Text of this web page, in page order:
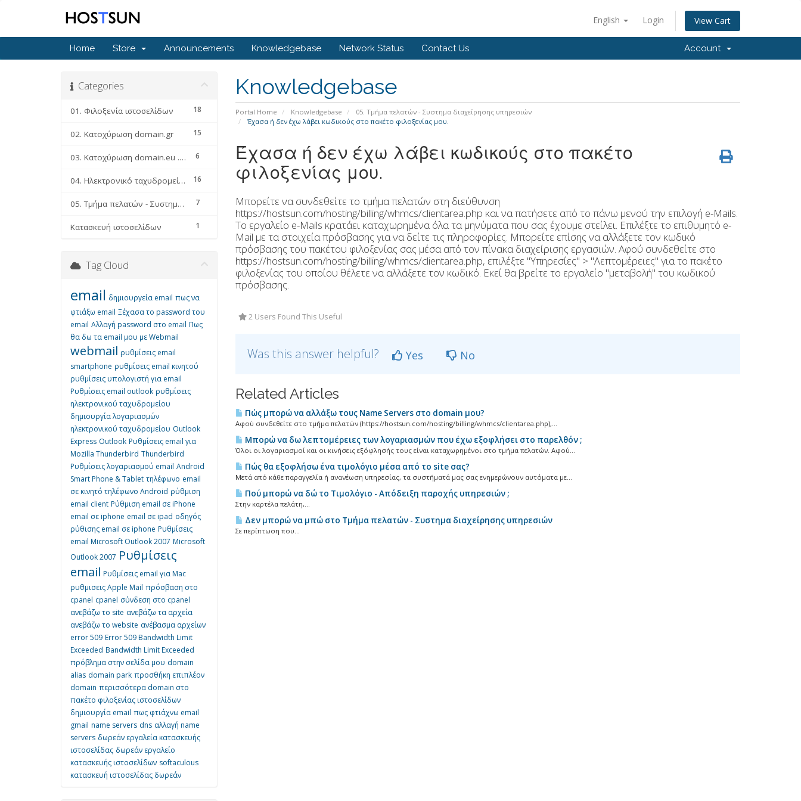
English Login View Cart
Home Store Announcements Knowledgebase Network Status Contact Us Account
Knowledgebase
Portal Home Knowledgebase
05. Τμήμα πελατών - Συστημα διαχείρησης υπηρεσιών
Έχασα ή δεν έχω λάβει κωδικούς στο πακέτο φιλοξενίας μου.
Categories
18
01. Φιλοξενία ιστοσελίδων
15
02. Κατοχύρωση domain.gr
6
03. Κατοχύρωση domain.eu .com .net .org κλπ
16
04. Ηλεκτρονικό ταχυδρομείο (email faq)
7
05. Τμήμα πελατών - Συστημα διαχείρησης υπηρεσιών
1
Κατασκευή ιστοσελίδων
Έχασα ή δεν έχω λάβει κωδικούς στο πακέτο
φιλοξενίας μου.
Μπορείτε να συνδεθείτε το τμήμα πελατών στη διεύθυνση
https://hostsun.com/hosting/billing/whmcs/clientarea.php και να πατήσετε από το πάνω μενού την επιλογή e-Μails.
Το εργαλείο e-Μails κρατάει καταχωρημένα όλα τα μηνύματα που σας έχουμε στείλει. Επιλέξτε το επιθυμητό e-
Μail με τα στοιχεία πρόσβασης για να δείτε τις πληροφορίες. Μπορείτε επίσης να αλλάξετε τον κωδικό
πρόσβασης του πακέτου φιλοξενίας σας μέσα από τον πίνακα διαχείρισης εργασιών. Αφού συνδεθείτε στο
https://hostsun.com/hosting/billing/whmcs/clientarea.php, επιλέξτε "Υπηρεσίες" > "Λεπτομέρειες" για το πακέτο
φιλοξενίας του οποίου θέλετε να αλλάξετε τον κωδικό. Εκεί θα βρείτε το εργαλείο "μεταβολή" του κωδικού
πρόσβασης.
2 Users Found This Useful
Was this answer helpful? Yes No
Related Articles
Πώς μπορώ να αλλάξω τους Name Servers στο domain μου?
Αφού συνδεθείτε στο τμήμα πελατών (https://hostsun.com/hosting/billing/whmcs/clientarea.php),...
Μπορώ να δω λεπτομέρειες των λογαριασμών που έχω εξοφλήσει στο παρελθόν ;
Όλοι οι λογαριασμοί και οι κινήσεις εξόφλησής τους είναι καταχωρημένοι στο τμήμα πελατών. Αφού...
Πώς θα εξοφλήσω ένα τιμολόγιο μέσα από το site σας?
Μετά από κάθε παραγγελία ή ανανέωση υπηρεσίας, τα συστήματά μας σας ενημερώνουν αυτόματα με...
Πού μπορώ να δώ το Τιμολόγιο - Απόδειξη παροχής υπηρεσιών ;
Στην καρτέλα πελάτη,...
Δεν μπορώ να μπώ στο Τμήμα πελατών - Συστημα διαχείρησης υπηρεσιών
Σε περίπτωση που...
Tag Cloud
email δημιουργεία email πως να
φτιάξω email Ξέχασα το password του
email Αλλαγή password στο email Πως
θα δω τα email μου με Webmail
webmail ρυθμίσεις email
smartphone ρυθμίσεις email κινητού
ρυθμίσεις υπολογιστή για email
Ρυθμίσεις email outlook ρυθμίσεις
ηλεκτρονικού ταχυδρομείου
δημιουργία λογαριασμών
ηλεκτρονικού ταχυδρομείου Outlook
Express Outlook Ρυθμίσεις email για
Mozilla Thunderbird Thunderbird
Ρυθμίσεις λογαριασμού email Android
Smart Phone & Tablet τηλέφωνο email
σε κινητό τηλέφωνο Android ρύθμιση
email client Ρύθμιση email σε iPhone
email σε iphone email σε ipad οδηγός
ρύθισης email σε iphone Ρυθμίσεις
email Microsoft Outlook 2007 Microsoft
Outlook 2007 Ρυθμίσεις
email Ρυθμίσεις email για Mac
ρυθμισεις Apple Mail πρόσβαση στο
cpanel cpanel σύνδεση στο cpanel
ανεβάζω το site ανεβάζω τα αρχεία
ανεβάζω το website ανέβασμα αρχείων
error 509 Error 509 Bandwidth Limit
Exceeded Bandwidth Limit Exceeded
πρόβλημα στην σελίδα μου domain
alias domain park προσθήκη επιπλέον
domain περισσότερα domain στο
πακέτο φιλοξενίας ιστοσελίδων
δημιουργία email πως φτιάχνω email
gmail name servers dns αλλαγή name
servers δωρεάν εργαλεία κατασκευής
ιστοσελίδας δωρεάν εργαλείο
κατασκευής ιστοσελίδων softaculous
κατασκευή ιστοσελίδας δωρεάν